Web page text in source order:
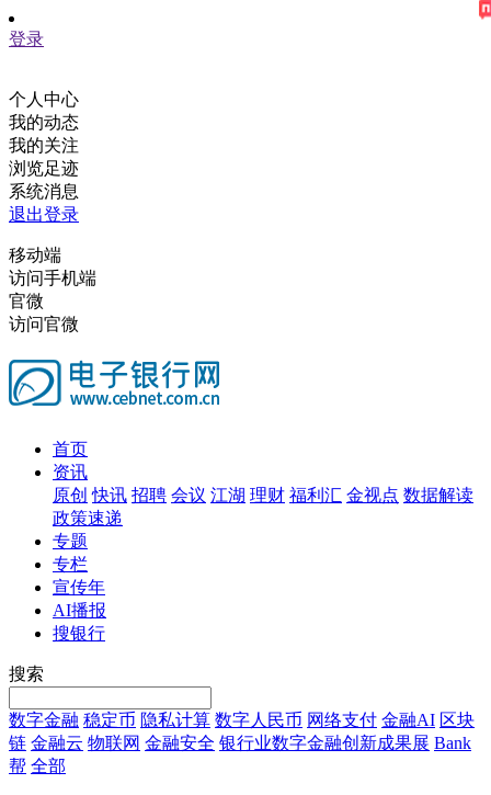
登录
个人中心
我的动态
我的关注
浏览足迹
系统消息
退出登录
移动端
访问手机端
官微
访问官微
首页
资讯
原创 快讯 招聘 会议 江湖 理财 福利汇 金视点 数据解读
政策速递
专题
专栏
宣传年
AI播报
搜银行
搜索
数字金融 稳定币 隐私计算 数字人民币 网络支付 金融AI 区块
链 金融云 物联网 金融安全 银行业数字金融创新成果展 Bank
帮 全部